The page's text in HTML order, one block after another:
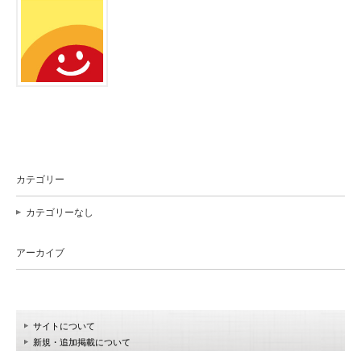
カテゴリー
カテゴリーなし
アーカイブ
サイトについて
新規・追加掲載について